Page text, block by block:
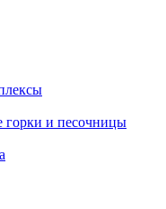
горки и песочницы